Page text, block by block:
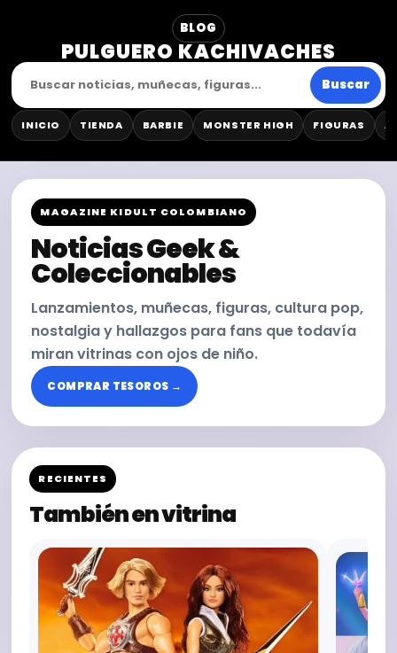
BLOG
PULGUERO KACHIVACHES
Buscar
INICIO TIENDA BARBIE MONSTER HIGH FIGURAS
MAGAZINE KIDULT COLOMBIANO
Noticias Geek &
Coleccionables
Lanzamientos, muñecas, figuras, cultura pop,
nostalgia y hallazgos para fans que todavía
miran vitrinas con ojos de niño.
COMPRAR TESOROS →
RECIENTES
También en vitrina